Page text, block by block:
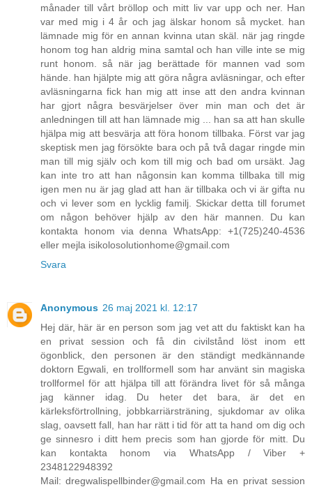
månader till vårt bröllop och mitt liv var upp och ner. Han
var med mig i 4 år och jag älskar honom så mycket. han
lämnade mig för en annan kvinna utan skäl. när jag ringde
honom tog han aldrig mina samtal och han ville inte se mig
runt honom. så när jag berättade för mannen vad som
hände. han hjälpte mig att göra några avläsningar, och efter
avläsningarna fick han mig att inse att den andra kvinnan
har gjort några besvärjelser över min man och det är
anledningen till att han lämnade mig ... han sa att han skulle
hjälpa mig att besvärja att föra honom tillbaka. Först var jag
skeptisk men jag försökte bara och på två dagar ringde min
man till mig själv och kom till mig och bad om ursäkt. Jag
kan inte tro att han någonsin kan komma tillbaka till mig
igen men nu är jag glad att han är tillbaka och vi är gifta nu
och vi lever som en lycklig familj. Skickar detta till forumet
om någon behöver hjälp av den här mannen. Du kan
kontakta honom via denna WhatsApp: +1(725)240-4536
eller mejla isikolosolutionhome@gmail.com
Svara
Anonymous 26 maj 2021 kl. 12:17
Hej där, här är en person som jag vet att du faktiskt kan ha
en privat session och få din civilstånd löst inom ett
ögonblick, den personen är den ständigt medkännande
doktorn Egwali, en trollformell som har använt sin magiska
trollformel för att hjälpa till att förändra livet för så många
jag känner idag. Du heter det bara, är det en
kärleksförtrollning, jobbkarriärsträning, sjukdomar av olika
slag, oavsett fall, han har rätt i tid för att ta hand om dig och
ge sinnesro i ditt hem precis som han gjorde för mitt. Du
kan kontakta honom via WhatsApp / Viber +
2348122948392
Mail: dregwalispellbinder@gmail.com Ha en privat session